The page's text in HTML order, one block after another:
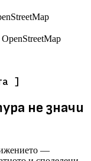
OpenStreetMap
]
не значи
—